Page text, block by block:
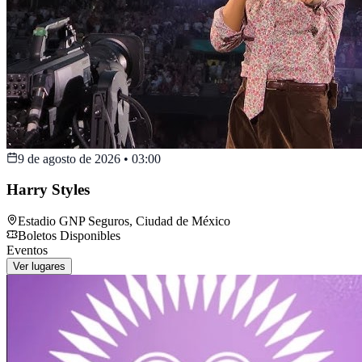
9 de agosto de 2026 • 03:00
Harry Styles
Estadio GNP Seguros, Ciudad de México
Boletos Disponibles
Eventos
Ver lugares